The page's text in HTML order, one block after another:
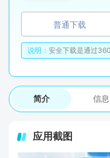
普通下载
说明： 安全下载是通过
简介 信息
应用截图